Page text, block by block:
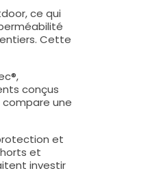
ce qui
Cette
conçus
une
et
et
investir